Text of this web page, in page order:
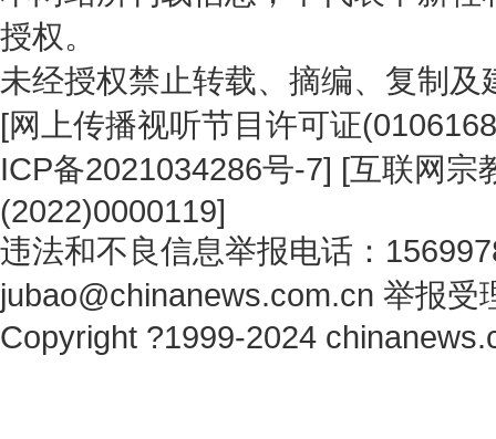
授权。
未经授权禁止转载、摘编、复制
[网上传播视听节目许可证
ICP备2021034286号-7] [互联网宗
(2022)0000119]
违法和不良信息举报电话：
jubao@chinanews.com.cn 举报受
Copyright ?1999-2024